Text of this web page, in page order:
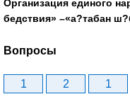
Организация единого
бедствия» –«а?табан
Вопросы
1 2 1